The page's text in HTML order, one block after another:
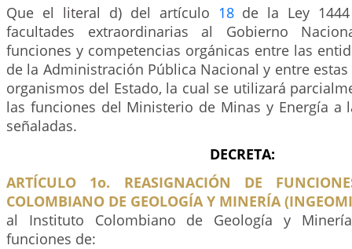
Que el literal d) del artículo 18de la Ley 1444
facultades extraordinarias al Gobierno
funciones y competencias orgánicas entre las
de la Administración Pública Nacional y entre
organismos del Estado, la cual se utilizará
las funciones del Ministerio de Minas y Energía a
señaladas.
DECRETA:
ARTÍCULO 1o. REASIGNACIÓN DE
COLOMBIANO DE GEOLOGÍA Y MINERÍA
al Instituto Colombiano de Geología y
funciones de: